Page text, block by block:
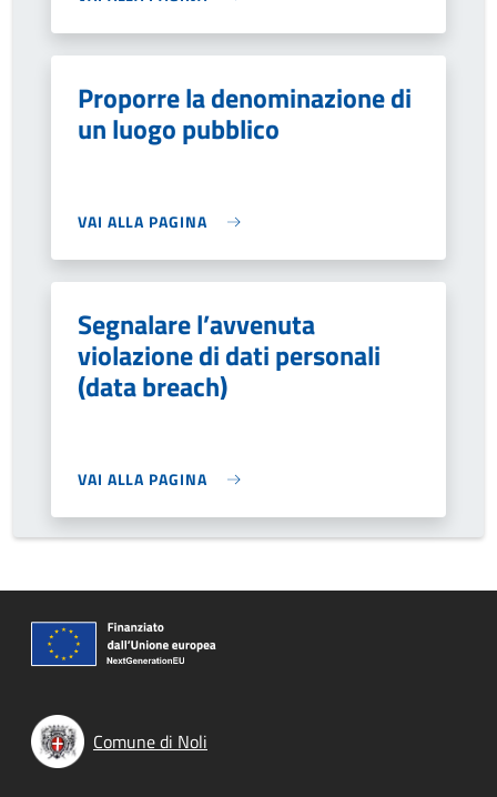
Proporre la denominazione di
un luogo pubblico
VAI ALLA PAGINA
Segnalare l’avvenuta
violazione di dati personali
(data breach)
VAI ALLA PAGINA
Comune di Noli